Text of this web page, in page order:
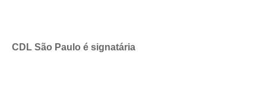
CDL São Paulo é signatária